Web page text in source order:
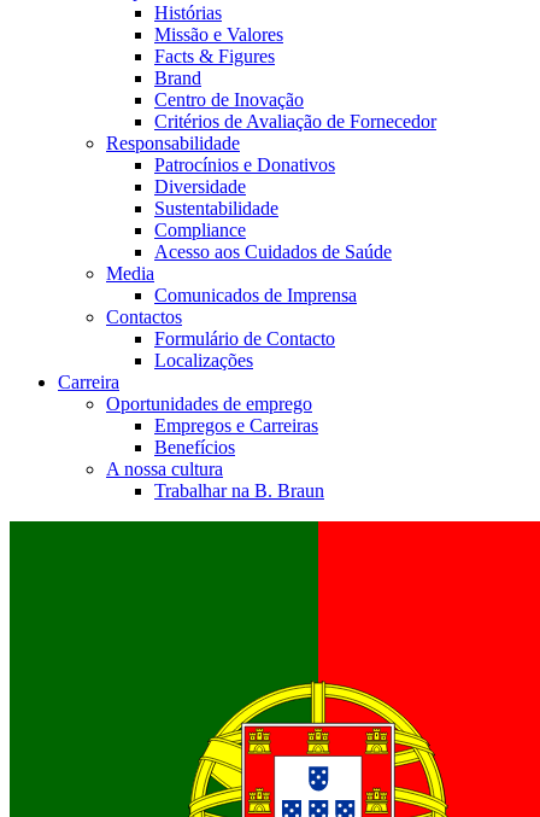
Histórias
Missão e Valores
Facts & Figures
Brand
Centro de Inovação
Critérios de Avaliação de Fornecedor
Responsabilidade
Patrocínios e Donativos
Diversidade
Sustentabilidade
Compliance
Acesso aos Cuidados de Saúde
Media
Comunicados de Imprensa
Contactos
Formulário de Contacto
Localizações
Carreira
Oportunidades de emprego
Empregos e Carreiras
Benefícios
A nossa cultura
Trabalhar na B. Braun